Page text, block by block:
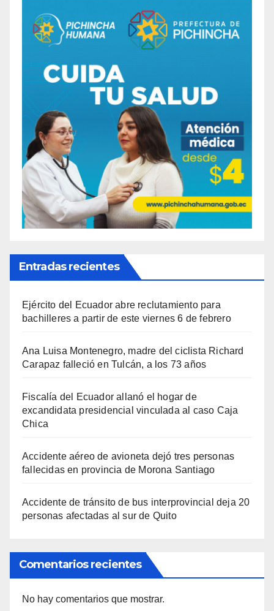
Entradas recientes
Ejército del Ecuador abre reclutamiento para
bachilleres a partir de este viernes 6 de febrero
Ana Luisa Montenegro, madre del ciclista Richard
Carapaz falleció en Tulcán, a los 73 años
Fiscalía del Ecuador allanó el hogar de
excandidata presidencial vinculada al caso Caja
Chica
Accidente aéreo de avioneta dejó tres personas
fallecidas en provincia de Morona Santiago
Accidente de tránsito de bus interprovincial deja 20
personas afectadas al sur de Quito
Comentarios recientes
No hay comentarios que mostrar.